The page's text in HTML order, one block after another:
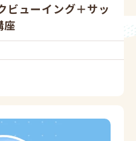
ューイング＋サッ
座